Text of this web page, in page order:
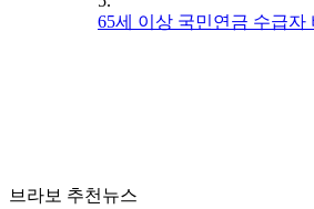
65세 이상 국민연금 수급자
브라보 추천뉴스